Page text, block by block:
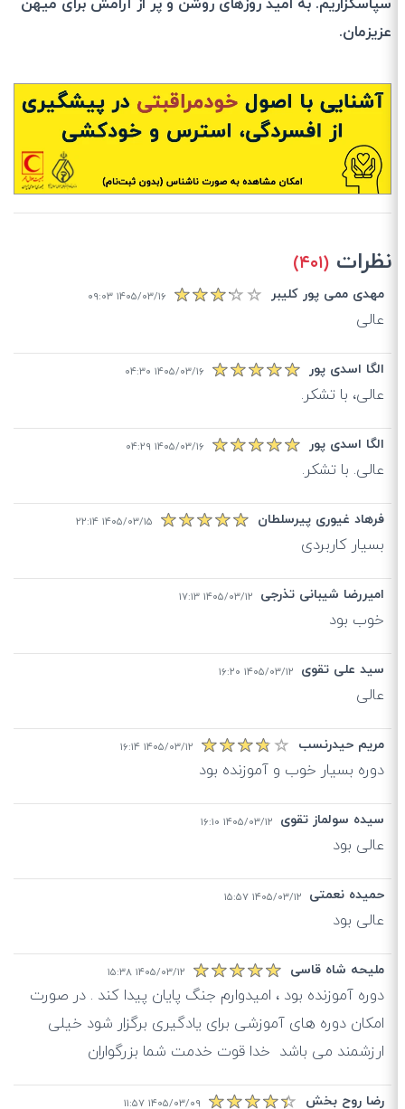
سپاسگزاریم. به امید روزهای روشن و پر از آرامش برای میهن
عزیزمان.
نظرات
مهدی ممی پور کلیبر ۱۴۰۵/۰۳/۱۶ ۰۹:۰۳
عالی
الگا اسدی پور ۱۴۰۵/۰۳/۱۶ ۰۴:۳۰
عالی، با تشکر.
الگا اسدی پور ۱۴۰۵/۰۳/۱۶ ۰۴:۲۹
عالی. با تشکر.
فرهاد غیوری پیرسلطان ۱۴۰۵/۰۳/۱۵ ۲۲:۱۴
بسیار کاربردی
امیررضا شیبانی تذرجی ۱۴۰۵/۰۳/۱۲ ۱۷:۱۳
خوب بود
سید علی تقوی ۱۴۰۵/۰۳/۱۲ ۱۶:۲۰
عالی
مریم حیدرنسب ۱۴۰۵/۰۳/۱۲ ۱۶:۱۴
دوره بسیار خوب و آموزنده بود
سیده سولماز تقوی ۱۴۰۵/۰۳/۱۲ ۱۶:۱۰
عالی بود
حمیده نعمتی ۱۴۰۵/۰۳/۱۲ ۱۵:۵۷
عالی بود
ملیحه شاه قاسی ۱۴۰۵/۰۳/۱۲ ۱۵:۳۸
دوره آموزنده بود ، امیدوارم جنگ پایان پیدا کند . در صورت
امکان دوره‌ های آموزشی برای یادگیری برگزار شود خیلی
ارزشمند می باشد ‌ خدا قوت خدمت شما بزرگواران
رضا روح بخش ۱۴۰۵/۰۳/۰۹ ۱۱:۵۷